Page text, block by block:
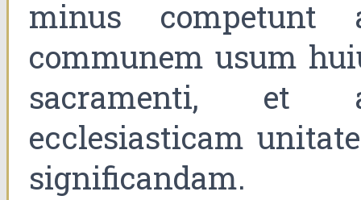
minus competunt
communem usum
sacramenti, et
ecclesiasticam
significandam.